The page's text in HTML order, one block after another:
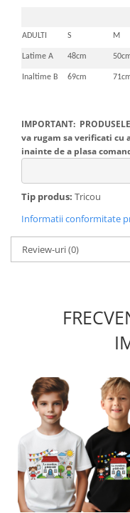
ADULTI S M
Latime A 48cm
Inaltime B 69cm
IMPORTANT:
va rugam sa verificati
inainte de a plasa
Tip produs: Tricou
Informatii conformitate
Review-uri(0)